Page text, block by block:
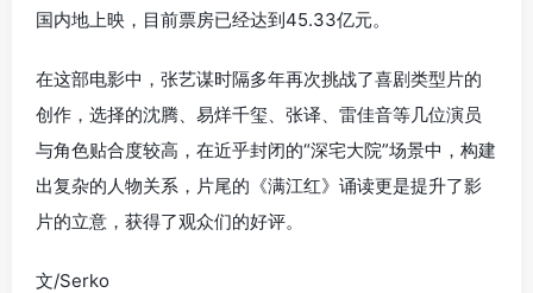
国内地上映，目前票房已经达到45.33亿元。
在这部电影中，张艺谋时隔多年再次挑战了喜剧类型片的
创作，选择的沈腾、易烊千玺、张译、雷佳音等几位演员
与角色贴合度较高，在近乎封闭的“深宅大院”场景中，构建
出复杂的人物关系，片尾的《满江红》诵读更是提升了影
片的立意，获得了观众们的好评。
文/Serko